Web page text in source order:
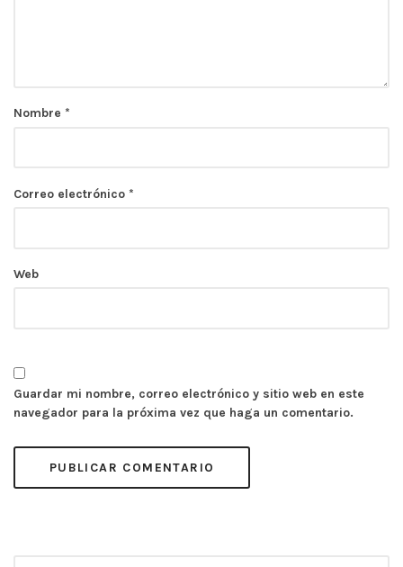
Nombre *
Correo electrónico *
Web
Guardar mi nombre, correo electrónico y sitio web en este
navegador para la próxima vez que haga un comentario.